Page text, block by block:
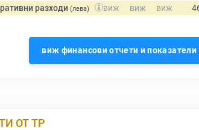
разходи (лева)
виж финансови отчети и показатели
ОТ ТР